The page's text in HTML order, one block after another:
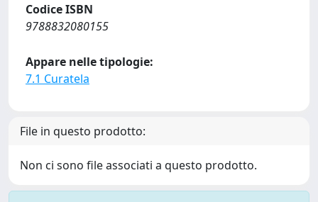
Codice ISBN
9788832080155
Appare nelle tipologie:
7.1 Curatela
File in questo prodotto:
Non ci sono file associati a questo prodotto.